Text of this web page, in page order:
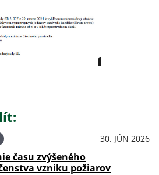
30. JÚN 2026
času zvýšeného
vzniku požiarov